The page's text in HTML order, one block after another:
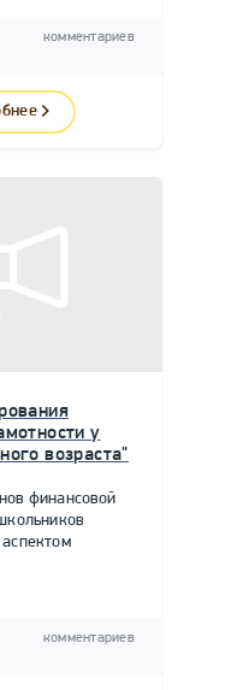
комментариев
у
возраста"
финансовой
комментариев